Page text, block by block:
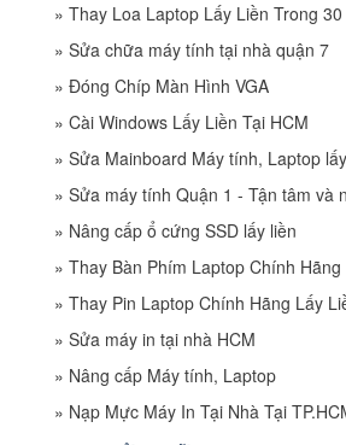
» Thay Loa Laptop Lấy Liền Trong
» Sửa chữa máy tính tại nhà quận 7
» Đóng Chíp Màn Hình VGA
» Cài Windows Lấy Liền Tại HCM
» Sửa Mainboard Máy tính, Laptop
» Sửa máy tính Quận 1 - Tận tâm và
» Nâng cấp ổ cứng SSD lấy liền
» Thay Bàn Phím Laptop Chính
» Thay Pin Laptop Chính Hãng Lấy
» Sửa máy in tại nhà HCM
» Nâng cấp Máy tính, Laptop
» Nạp Mực Máy In Tại Nhà Tại